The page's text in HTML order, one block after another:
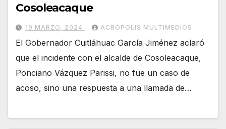
Cosoleacaque
19 MARZO, 2024 ACRÓPOLIS MULTIMEDIOS
El Gobernador Cuitláhuac García Jiménez aclaró
que el incidente con el alcalde de Cosoleacaque,
Ponciano Vázquez Parissi, no fue un caso de
acoso, sino una respuesta a una llamada de…